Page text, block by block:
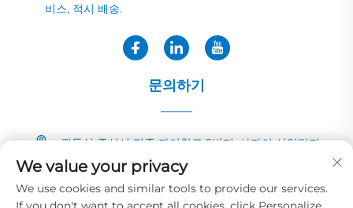
비스, 적시 배송.
문의하기
광둥성 중산시 민중 자이칭로 2번지, 샤자이 산업단지
+86-13726040081
We value your privacy
We use cookies and similar tools to provide our services.